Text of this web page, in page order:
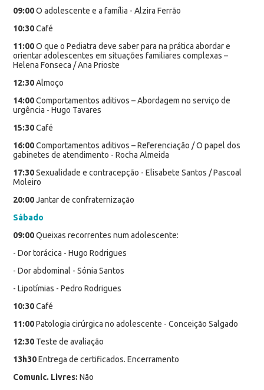
09:00O adolescente e a família - Alzira Ferrão
10:30Café
11:00O que o Pediatra deve saber para na prática abordar e
orientar adolescentes em situações familiares complexas –
Helena Fonseca / Ana Prioste
12:30Almoço
14:00Comportamentos aditivos – Abordagem no serviço de
urgência - Hugo Tavares
15:30Café
16:00Comportamentos aditivos – Referenciação / O papel dos
gabinetes de atendimento - Rocha Almeida
17:30Sexualidade e contracepção - Elisabete Santos / Pascoal
Moleiro
20:00Jantar de confraternização
Sábado
09:00Queixas recorrentes num adolescente:
- Dor torácica - Hugo Rodrigues
- Dor abdominal - Sónia Santos
- Lipotímias - Pedro Rodrigues
10:30Café
11:00Patologia cirúrgica no adolescente - Conceição Salgado
12:30Teste de avaliação
13h30Entrega de certificados. Encerramento
Comunic. Livres: Não